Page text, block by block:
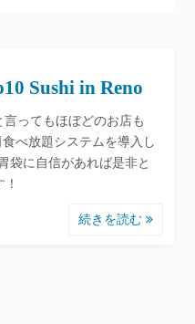
Sushi in Reno
ってもほぼどのお店も
べ放題システムを導入し
袋に自信があれば是非と
続きを読む